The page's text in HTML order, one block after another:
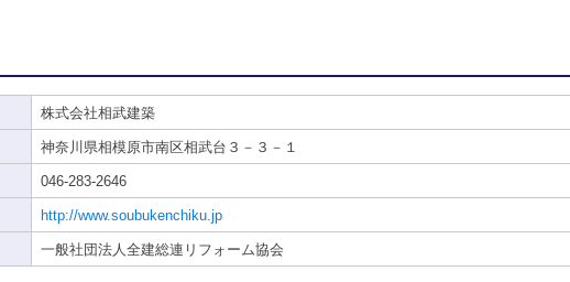
株式会社相武建築
神奈川県相模原市南区相武台３－３－１
046-283-2646
http://www.soubukenchiku.jp
一般社団法人全建総連リフォーム協会